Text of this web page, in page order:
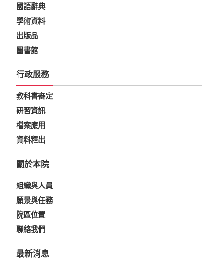
國語辭典
學術資料
出版品
圖書館
行政服務
教科書審定
研習資訊
檔案應用
資料釋出
關於本院
組織與人員
願景與任務
院區位置
聯絡我們
最新消息